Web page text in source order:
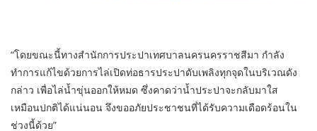
“โดยขณะนี้ทางสำนักการประปาเทศบาลนครนครราชสีมา กำลัง
ทำการแก้ไขด้วยการไล่เปิดท่อธารประปาดับเพลิงทุกจุดในบริเวณดัง
กล่าว เพื่อไล่น้ำขุ่นออกให้หมด ซึ่งคาดว่าน้ำประปาจะกลับมาใส
เหมือนปกติได้แน่นอน จึงขออภัยประชาชนที่ได้รับความเดือดร้อนใน
ช่วงนี้ด้วย”